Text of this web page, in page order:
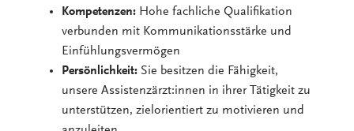
Kompetenzen: Hohe fachliche Qualifikation
verbunden mit Kommunikationsstärke und
Einfühlungsvermögen
Persönlichkeit: Sie besitzen die Fähigkeit,
unsere Assistenzärzt:innen in ihrer Tätigkeit zu
unterstützen, zielorientiert zu motivieren und